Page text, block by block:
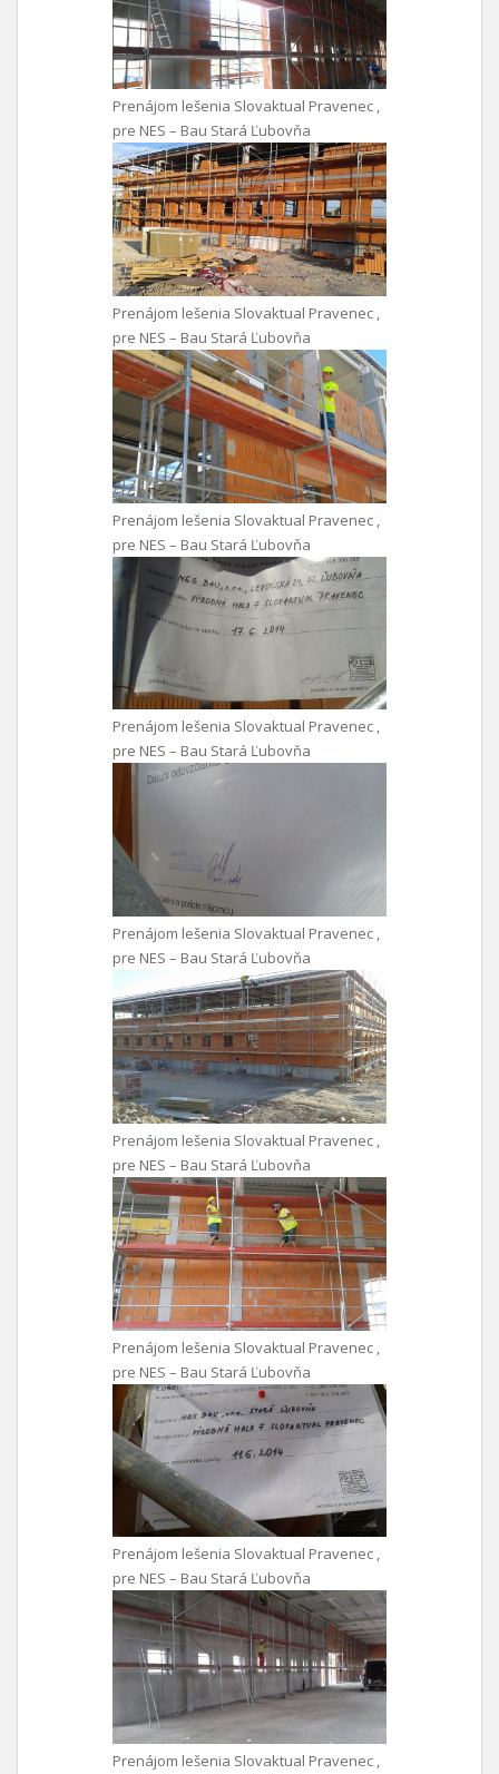
Prenájom lešenia Slovaktual Pravenec ,
pre NES – Bau Stará Ľubovňa
Prenájom lešenia Slovaktual Pravenec ,
pre NES – Bau Stará Ľubovňa
Prenájom lešenia Slovaktual Pravenec ,
pre NES – Bau Stará Ľubovňa
Prenájom lešenia Slovaktual Pravenec ,
pre NES – Bau Stará Ľubovňa
Prenájom lešenia Slovaktual Pravenec ,
pre NES – Bau Stará Ľubovňa
Prenájom lešenia Slovaktual Pravenec ,
pre NES – Bau Stará Ľubovňa
Prenájom lešenia Slovaktual Pravenec ,
pre NES – Bau Stará Ľubovňa
Prenájom lešenia Slovaktual Pravenec ,
pre NES – Bau Stará Ľubovňa
Prenájom lešenia Slovaktual Pravenec ,